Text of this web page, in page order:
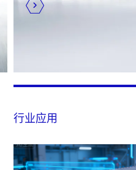
行业应用